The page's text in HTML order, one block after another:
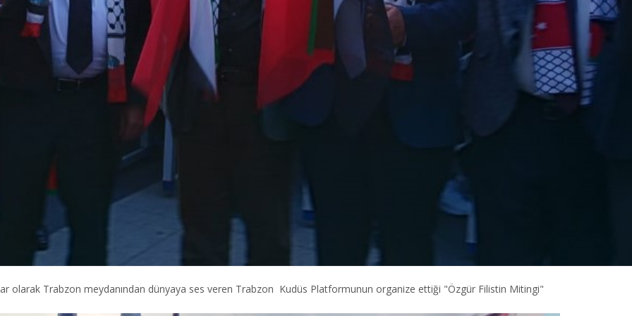
olarak Trabzon meydanından dünyaya ses veren Trabzon Kudüs Platformunun organize ettiği "Özgür Filistin Mitingi"